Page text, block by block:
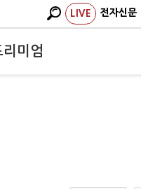
LIVE 전자신문
리미엄